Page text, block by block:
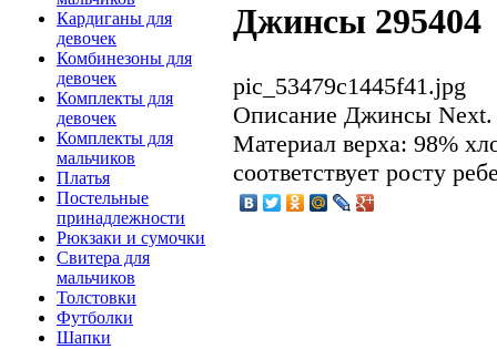
Кардиганы для
девочек
Комбинезоны для
девочек
Комплекты для
девочек
Комплекты для
мальчиков
Платья
Постельные
принадлежности
Рюкзаки и сумочки
Свитера для
мальчиков
Толстовки
Футболки
Шапки
Джинсы 295404
pic_53479c1445f41.jpg
Описание Джинсы Next.
Материал верха: 98%
соответствует росту